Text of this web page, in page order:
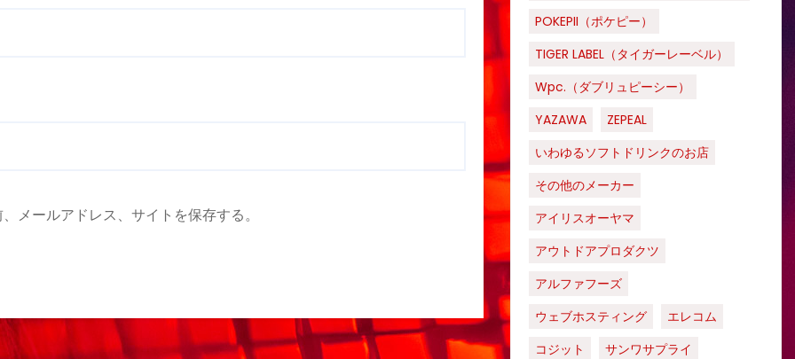
メールアドレス、サイトを保存する。
POKEPII（ポケピー）
TIGER LABEL（タイガーレーベル）
Wpc.（ダブリュピーシー）
YAZAWA
ZEPEAL
いわゆるソフトドリンクのお店
その他のメーカー
アイリスオーヤマ
アウトドアプロダクツ
アルファフーズ
ウェブホスティング
エレコム
コジット
サンワサプライ